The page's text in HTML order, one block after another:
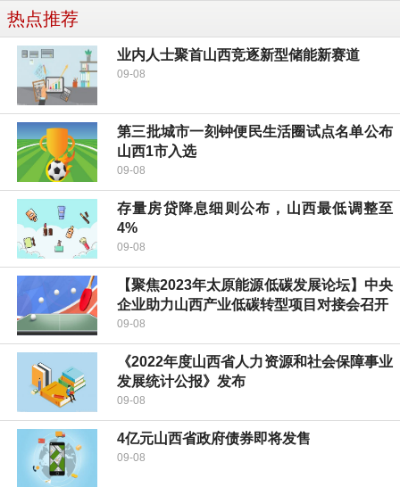
热点推荐
业内人士聚首山西竞逐新型储能新赛道
09-08
第三批城市一刻钟便民生活圈试点名单公布
山西1市入选
09-08
存量房贷降息细则公布，山西最低调整至
4%
09-08
【聚焦2023年太原能源低碳发展论坛】中央
企业助力山西产业低碳转型项目对接会召开
09-08
《2022年度山西省人力资源和社会保障事业
发展统计公报》发布
09-08
4亿元山西省政府债券即将发售
09-08